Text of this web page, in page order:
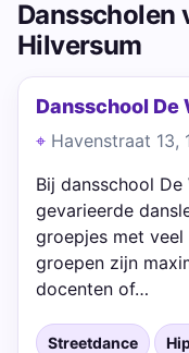
Dansscholen
Hilversum
Dansschool
Havenstraat 13,
Bij dansschool
gevarieerde
groepjes met
groepen zijn
docenten of…
Streetdance